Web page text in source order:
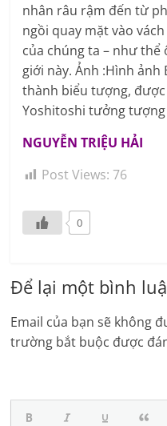
nhân râu rậm đến từ
ngồi quay mặt vào
của chúng ta – như
giới này. Ảnh :Hình
thành biểu tượng,
Yoshitoshi tưởng tượng
NGUYỄN TRIỆU HẢI
Post Views: 76
0
Để lại một bình
Email của bạn sẽ không
trường bắt buộc được